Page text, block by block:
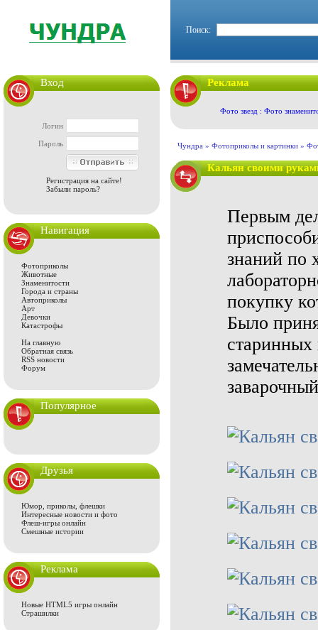
Поиск:
Вход
Логин
Пароль
Регистрация на сайте!
Забыли пароль?
Навигация
Фотоприколы
Животные
Знаменитости
Города и страны
Автоприколы
Арт
Девочки
Катастрофы
На главную
Обратная связь
RSS новости
Форум
Популярное
Друзья
Юмор, приколы, флешки
Интересные новости и фото
Флеш-игры онлайн
Смешные истории
Реклама
Новые HTML5 игры онлайн
Страшилки
Реклама
Фото звезд : Фото
Чундра » Фотоприколы и картинки »
Кальян своими
Первым
знаний по
покупку
Было
старинных